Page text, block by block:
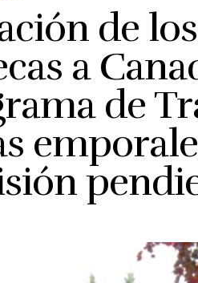
de los
a
de